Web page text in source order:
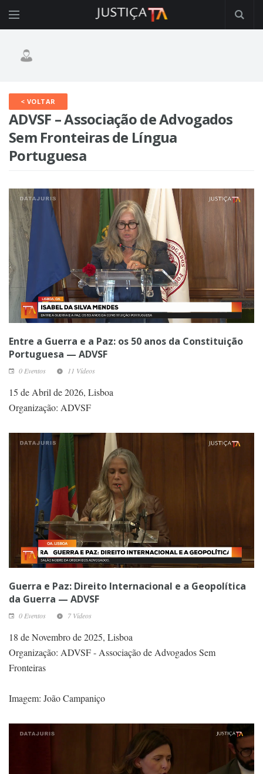
< VOLTAR
ADVSF – Associação de Advogados
Sem Fronteiras de Língua
Portuguesa
Entre a Guerra e a Paz: os 50 anos da Constituição
Portuguesa — ADVSF
0 Eventos 11 Vídeos
15 de Abril de 2026, Lisboa
Organização: ADVSF
Guerra e Paz: Direito Internacional e a Geopolítica
da Guerra — ADVSF
0 Eventos 7 Vídeos
18 de Novembro de 2025, Lisboa
Organização: ADVSF - Associação de Advogados Sem
Fronteiras
Imagem: João Campaniço